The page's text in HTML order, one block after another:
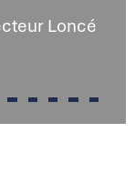
Loncé